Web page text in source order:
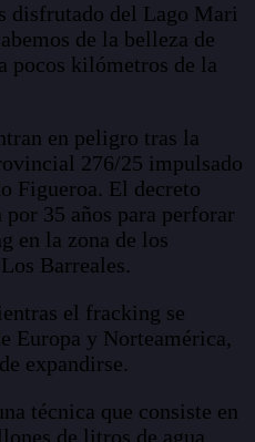
disfrutado del Lago Mari
de la belleza de
pocos kilómetros de la
en peligro tras la
276/25 impulsado
Figueroa. El decreto
35 años para perforar
en la zona de los
Barreales.
el fracking se
Europa y Norteamérica,
expandirse.
técnica que consiste en
de litros de agua